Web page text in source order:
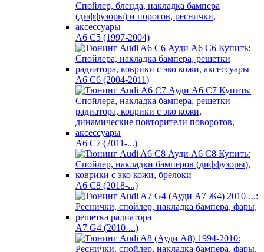
A6 C5 (1997-2004)
A6 C6 (2004-2011)
А6 С7 (2011-...)
А6 С8 (2018-...)
A7 G4 (2010-...)